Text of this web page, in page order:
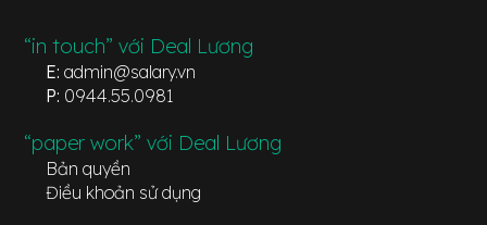
“in touch” với Deal Lương
E: admin@salary.vn
P: 0944.55.0981
“paper work” với Deal Lương
Bản quyền
Điều khoản sử dụng